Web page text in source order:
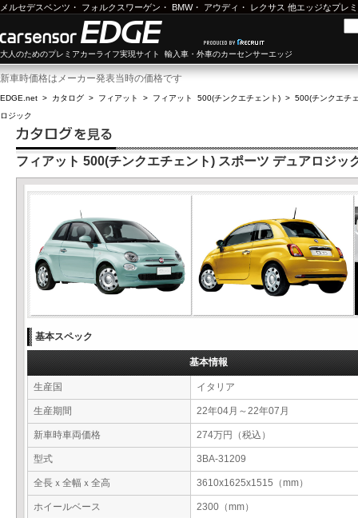
メルセデスベンツ ・ フォルクスワーゲン ・ BMW・ アウディ ・ レクサス 他エッジなプレ
大人のためのプレミアカーライフ実現サイト 輸入車・外車のカーセンサーエッジ
新車時価格はメーカー発表当時の価格です
EDGE.net > カタログ > フィアット > フィアット 500(チンクエチェント) > 500(チンクエチ
ロジック
フィアット 500(チンクエチェント) スポーツ デュアロジッ
基本スペック
基本情報
生産国 イタリア
生産期間 22年04月～22年07月
新車時車両価格 274万円（税込）
型式 3BA-31209
全長ｘ全幅ｘ全高 3610x1625x1515（mm）
ホイールベース 2300（mm）